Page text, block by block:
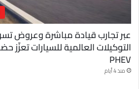
عبر تجارب قيادة مباشرة وعروض
التوكيلات العالمية للسيارات تعزّز
PHEV
منذ 4 أيام